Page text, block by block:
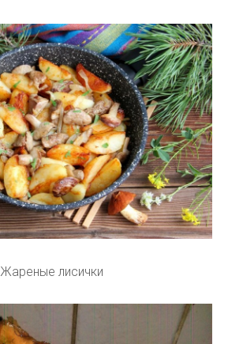
Жареные лисички